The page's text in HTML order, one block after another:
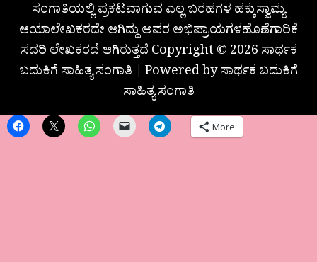
ಸಂಗಾತಿಯಲ್ಲಿ ಪ್ರಕಟವಾಗುವ ಎಲ್ಲ ಬರಹಗಳ ಹಕ್ಕುಸ್ವಾಮ್ಯ
ಆಯಾಲೇಖಕರದೇ ಆಗಿದ್ದು ಅವರ ಅಭಿಪ್ರಾಯಗಳಹೊಣೆಗಾರಿಕೆ
ಸದರಿ ಲೇಖಕರದೆ ಆಗಿರುತ್ತದೆ Copyright © 2026 ಸಾರ್ಥಕ
ಬದುಕಿಗೆ ಸಾಹಿತ್ಯ ಸಂಗಾತಿ | Powered by ಸಾರ್ಥಕ ಬದುಕಿಗೆ
ಸಾಹಿತ್ಯ ಸಂಗಾತಿ
More